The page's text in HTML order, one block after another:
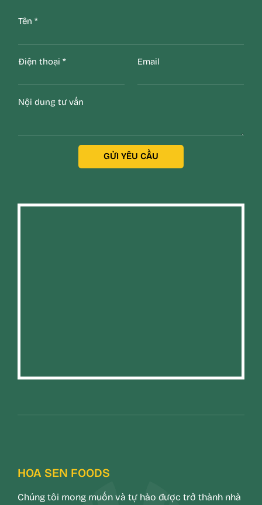
Tên *
Điện thoại * Email
Nội dung tư vấn
GỬI YÊU CẦU
HOA SEN FOODS
Chúng tôi mong muốn và tự hào được trở thành nhà